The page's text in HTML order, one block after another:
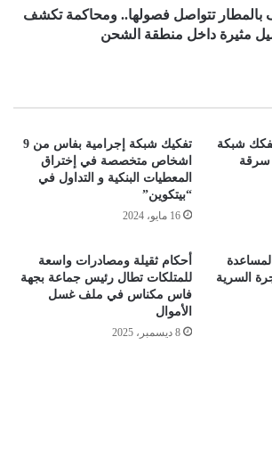
تتواصل فصولها.. ومحاكمة تكشف
مثيرة داخل منطقة الشحن
تفكك شبكة
سرقة
تفكيك شبكة إجرامية بفاس من 9
اشخاص متخصصة في إختراق
المعطيات البنكية و التداول في
“بيتكوين”
16 مايو، 2024
السرية
أحكام ثقيلة ومصادرات واسعة
للمتلكات تطال رئيس جماعة بجهة
فاس مكناس في ملف غسل
الأموال
8 ديسمبر، 2025